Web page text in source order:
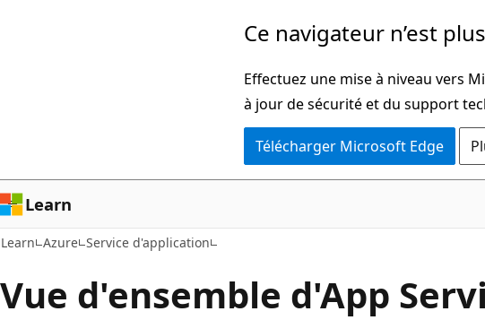
Ce navigateur n’est
Effectuez une mise à niveau vers
à jour de sécurité et du support
Télécharger Microsoft Edge
Learn
Learn Azure Service d'application
Vue d'ensemble d'App